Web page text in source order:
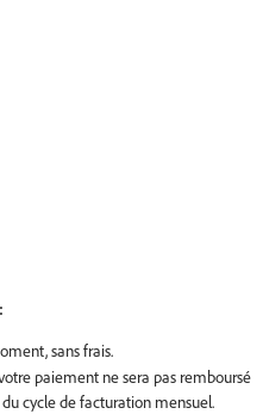
paiement ne sera pas remboursé
cycle de facturation mensuel.